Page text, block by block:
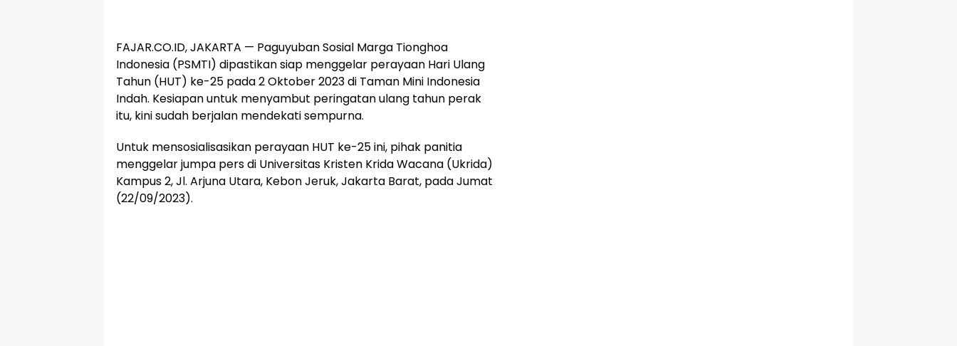
FAJAR.CO.ID, JAKARTA — Paguyuban Sosial Marga Tionghoa
Indonesia (PSMTI) dipastikan siap menggelar perayaan Hari Ulang
Tahun (HUT) ke-25 pada 2 Oktober 2023 di Taman Mini Indonesia
Indah. Kesiapan untuk menyambut peringatan ulang tahun perak
itu, kini sudah berjalan mendekati sempurna.
Untuk mensosialisasikan perayaan HUT ke-25 ini, pihak panitia
menggelar jumpa pers di Universitas Kristen Krida Wacana (Ukrida)
Kampus 2, Jl. Arjuna Utara, Kebon Jeruk, Jakarta Barat, pada Jumat
(22/09/2023).